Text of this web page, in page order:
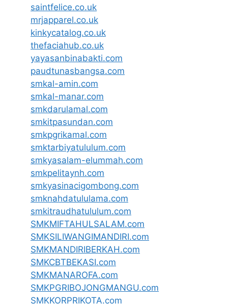
saintfelice.co.uk
mrjapparel.co.uk
kinkycatalog.co.uk
thefaciahub.co.uk
yayasanbinabakti.com
paudtunasbangsa.com
smkal-amin.com
smkal-manar.com
smkdarulamal.com
smkitpasundan.com
smkpgrikamal.com
smktarbiyatululum.com
smkyasalam-elummah.com
smkpelitaynh.com
smkyasinacigombong.com
smknahdatululama.com
smkitraudhatululum.com
SMKMIFTAHULSALAM.com
SMKSILIWANGIMANDIRI.com
SMKMANDIRIBERKAH.com
SMKCBTBEKASI.com
SMKMANAROFA.com
SMKPGRIBOJONGMANGU.com
SMKKORPRIKOTA.com